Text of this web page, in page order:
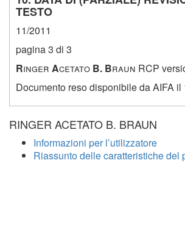
TESTO
11/2011
pagina 3 di 3
Ringer Acetato B. Braun RCP
Documento reso disponibile da AIFA il
RINGER ACETATO B. BRAUN
Informazioni per l’utilizzatore
Riassunto delle caratteristiche del